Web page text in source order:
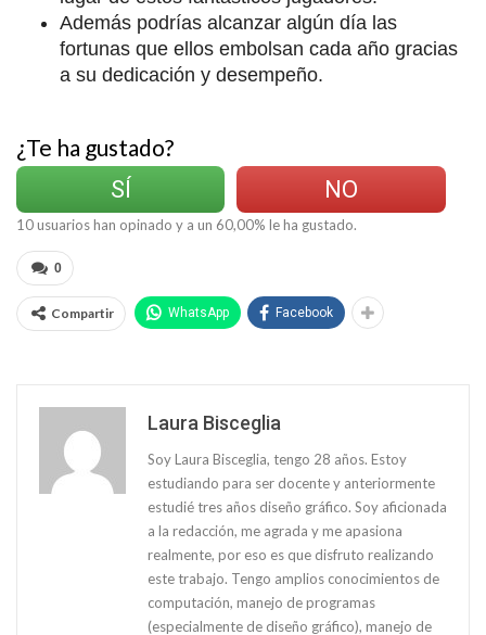
Además podrías alcanzar algún día las
fortunas que ellos embolsan cada año gracias
a su dedicación y desempeño.
¿Te ha gustado?
SÍ
NO
10usuarios han opinado y a un 60,00% le ha gustado.
0
Compartir WhatsApp Facebook
Laura Bisceglia
Soy Laura Bisceglia, tengo 28 años. Estoy
estudiando para ser docente y anteriormente
estudié tres años diseño gráfico. Soy aficionada
a la redacción, me agrada y me apasiona
realmente, por eso es que disfruto realizando
este trabajo. Tengo amplios conocimientos de
computación, manejo de programas
(especialmente de diseño gráfico), manejo de